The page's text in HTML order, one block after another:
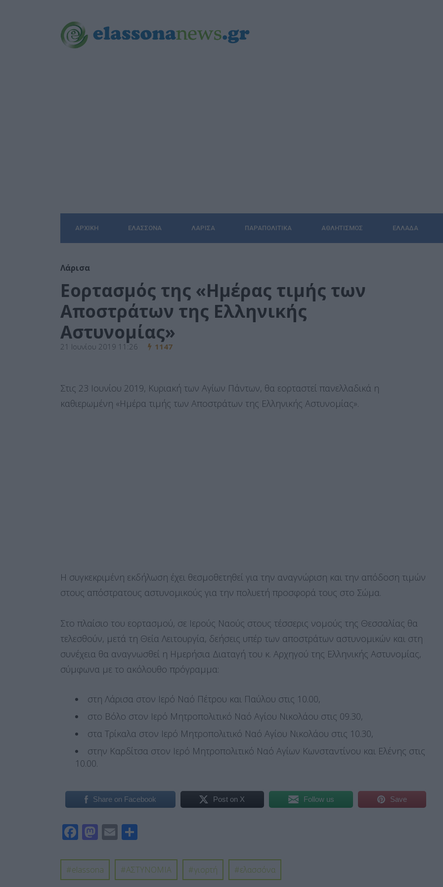
ΑΡΧΙΚΉ ΕΛΑΣΣΌΝΑ ΛΆΡΙΣΑ ΠΑΡΑΠΟΛΙΤΙΚΆ ΑΘΛΗΤΙΣΜΌΣ ΕΛΛΆΔΑ
Λάρισα
Εορτασμός της «Ημέρας τιμής των
Αποστράτων της Ελληνικής
Αστυνομίας»
21 Ιουνίου 2019 11:26 1147
Στις 23 Ιουνίου 2019, Κυριακή των Αγίων Πάντων, θα εορταστεί πανελλαδικά η
καθιερωμένη «Ημέρα τιμής των Αποστράτων της Ελληνικής Αστυνομίας».
Η συγκεκριμένη εκδήλωση έχει θεσμοθετηθεί για την αναγνώριση και την απόδοση τιμών
στους απόστρατους αστυνομικούς για την πολυετή προσφορά τους στο Σώμα.
Στο πλαίσιο του εορτασμού, σε Ιερούς Ναούς στους τέσσερις νομούς της Θεσσαλίας θα
τελεσθούν, μετά τη Θεία Λειτουργία, δεήσεις υπέρ των αποστράτων αστυνομικών και στη
συνέχεια θα αναγνωσθεί η Ημερήσια Διαταγή του κ. Αρχηγού της Ελληνικής Αστυνομίας,
σύμφωνα με το ακόλουθο πρόγραμμα:
στη Λάρισα στον Ιερό Ναό Πέτρου και Παύλου στις 10.00,
στο Βόλο στον Ιερό Μητροπολιτικό Ναό Αγίου Νικολάου στις 09.30,
στα Τρίκαλα στον Ιερό Μητροπολιτικό Ναό Αγίου Νικολάου στις 10.30,
στην Καρδίτσα στον Ιερό Μητροπολιτικό Ναό Αγίων Κωνσταντίνου και Ελένης στις
10.00.
Share on Facebook Post on X Follow us Save
F
e
b
M
to
d
E
ail ρ
α
elassona ΑΣΤΥΝΟΜΙΑ γιορτή ελασσόνα